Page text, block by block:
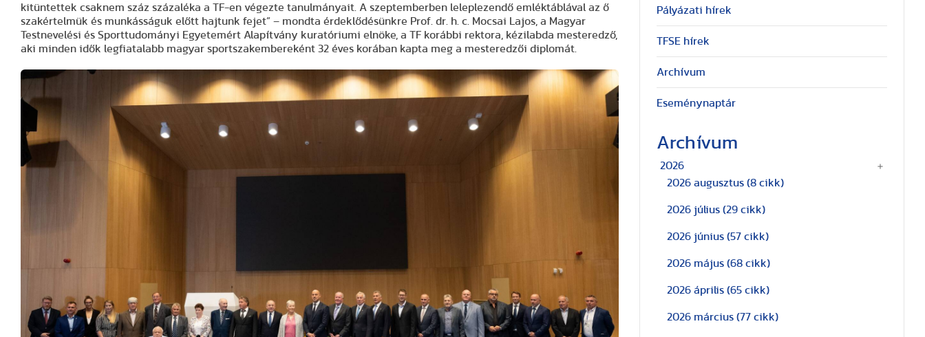
kitüntettek csaknem száz százaléka a TF-en végezte tanulmányait. A szeptemberben leleplezendő emléktáblával az ő
szakértelmük és munkásságuk előtt hajtunk fejet” – mondta érdeklődésünkre Prof. dr. h. c. Mocsai Lajos, a Magyar
Testnevelési és Sporttudományi Egyetemért Alapítvány kuratóriumi elnöke, a TF korábbi rektora, kézilabda mesteredző,
aki minden idők legfiatalabb magyar sportszakembereként 32 éves korában kapta meg a mesteredzői diplomát.
Pályázati hírek
TFSE hírek
Archívum
Eseménynaptár
Archívum
2026
2026 augusztus (8 cikk)
2026 július (29 cikk)
2026 június (57 cikk)
2026 május (68 cikk)
2026 április (65 cikk)
2026 március (77 cikk)